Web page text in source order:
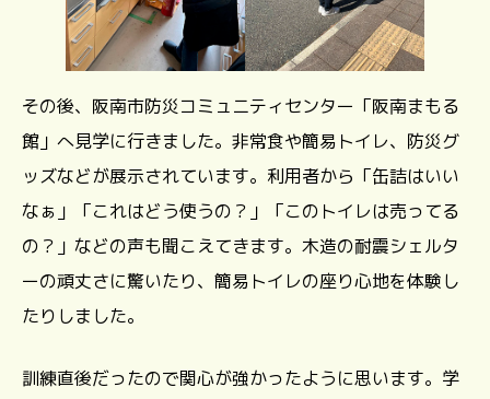
その後、阪南市防災コミュニティセンター「阪南まもる
館」へ見学に行きました。非常食や簡易トイレ、防災グ
ッズなどが展示されています。利用者から「缶詰はいい
なぁ」「これはどう使うの？」「このトイレは売ってる
の？」などの声も聞こえてきます。木造の耐震シェルタ
ーの頑丈さに驚いたり、簡易トイレの座り心地を体験し
たりしました。
訓練直後だったので関心が強かったように思います。学